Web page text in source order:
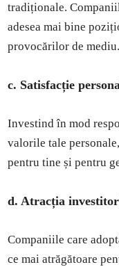
tradiționale.
adesea mai bine
provocărilor de mediu.
c. Satisfacție
Investind în mod
valorile tale
pentru tine și pentru
d. Atracția
Companiile care
ce mai atrăgătoare